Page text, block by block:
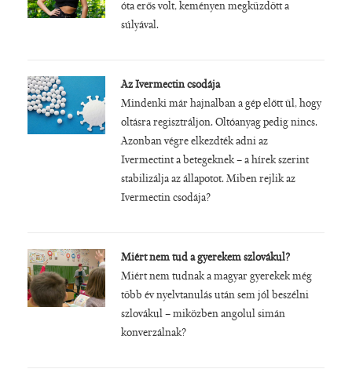
óta erős volt, keményen megküzdött a
súlyával.
Az Ivermectin csodája
Mindenki már hajnalban a gép előtt ül, hogy
oltásra regisztráljon. Oltóanyag pedig nincs.
Azonban végre elkezdték adni az
Ivermectint a betegeknek – a hírek szerint
stabilizálja az állapotot. Miben rejlik az
Ivermectin csodája?
Miért nem tud a gyerekem szlovákul?
Miért nem tudnak a magyar gyerekek még
több év nyelvtanulás után sem jól beszélni
szlovákul – miközben angolul simán
konverzálnak?